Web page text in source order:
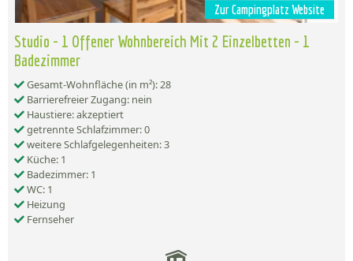
Zur Campingplatz Website
Studio - 1 Offener Wohnbereich Mit 2 Einzelbetten - 1
Badezimmer
Gesamt-Wohnfläche (in m²): 28
Barrierefreier Zugang: nein
Haustiere: akzeptiert
getrennte Schlafzimmer: 0
weitere Schlafgelegenheiten: 3
Küche: 1
Badezimmer: 1
WC: 1
Heizung
Fernseher